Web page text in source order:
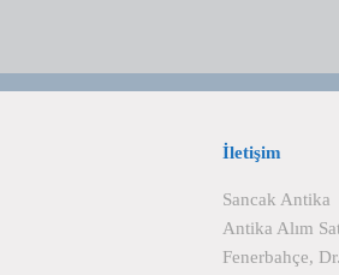
İletişim
Sancak Antika
Antika Alım
Fenerbahçe,